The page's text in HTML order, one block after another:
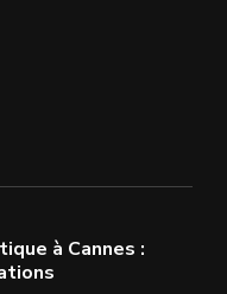
à Cannes :